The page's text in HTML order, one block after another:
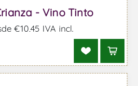
- Vino Tinto
€10,45 IVA incl.